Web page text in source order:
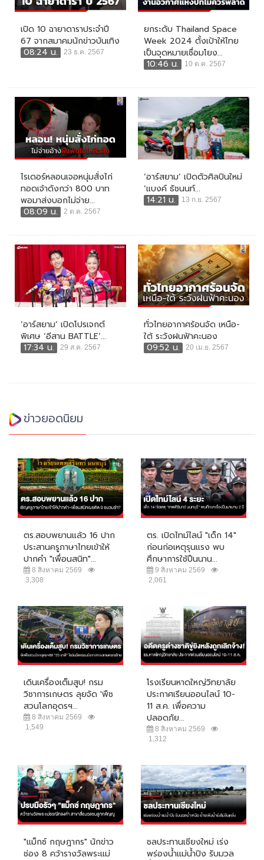
เปิด 10 ฉายาดาราประจำปี
67 จากสมาคมนักข่าวบันเทิง
08:24 น.
23 ธ.ค. 2567
ยกระดับ Thailand Space
Week 2024 ตั้งเป้าให้ไทย
เป็นจุดหมายเชื่อมโยง...
10:46 น.
10 ต.ค. 2567
ไรเดอร์หลอนเจอหนุ่มสั่งไก่
ทอดเจ้าดังกว่า 800 บาท
พอมาส่งบอกไม่จ่าย...
08:09 น.
2 ต.ค. 2567
‘อาร์สยาม’ เปิดตัวศิลปินใหม่
‘แบงค์ ธัชนนท์...
14:21 น.
13 ก.ย. 2567
‘อาร์สยาม’ เปิดโปรเจกต์
พิเศษ ‘อีสาน BATTLE’...
17:34 น.
29 ส.ค. 2567
ทั่วไทยอากาศร้อนจัด เหนือ-
ใต้ ระวังฝนฟ้าคะนอง
09:52 น.
20 เม.ย. 2567
ข่าวยอดนิยม
ตร.สอบพยานแล้ว 16 ปาก
ประสานครูภาษาไทยเข้าให้
ปากคำ "เพื่อนสนิท"...
8 สิงหาคม 2569
3,308
ตร. เปิดไทม์ไลน์ "เด็ก 14"
ก่อนก่อเหตุรุนแรง พบ
ศึกษาการใช้ปืนนาน...
9 สิงหาคม 2569
2,061
เดินเครื่องเต็มสูบ! กรม
วิชาการเกษตร ลุยจัด 'พืช
สวนโลกอุดรฯ...
8 สิงหาคม 2569
1,549
โรงเรียนหาดใหญ่วิทยาลัย
ประกาศเรียนออนไลน์ 10-
11 ส.ค. เพื่อความ
ปลอดภัย...
8 สิงหาคม 2569
1,312
"แม็กซ์ กฤษฎากร" นักข่าว
ช่อง 8 คว้ารางวัลพระแม่
ชลประทานเชียงใหม่ เร่ง
พร่องน้ำแม่น้ำปิง รับมวล